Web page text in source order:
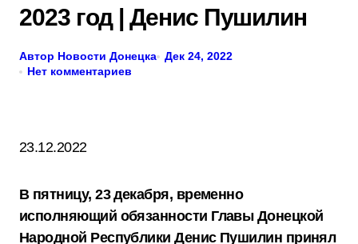
2023 год | Денис Пушилин
Автор Новости Донецка
Дек 24, 2022
Нет комментариев
23.12.2022
В пятницу, 23 декабря, временно
исполняющий обязанности Главы Донецкой
Народной Республики Денис Пушилин принял